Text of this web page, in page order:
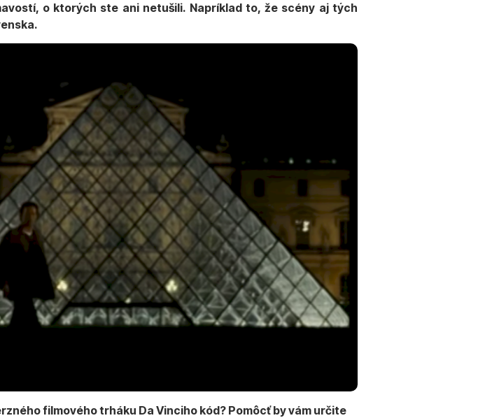
o ktorých ste ani netušili. Napríklad to, že scény aj tých
filmového trháku Da Vinciho kód? Pomôcť by vám určite